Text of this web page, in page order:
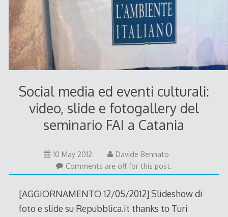
Social media ed eventi culturali:
video, slide e fotogallery del
seminario FAI a Catania
10 May 201212
May
2012
Davide Bennato
Comments are off for this post.
[AGGIORNAMENTO 12/05/2012] Slideshow di
foto e slide su Repubblica.it thanks to Turi